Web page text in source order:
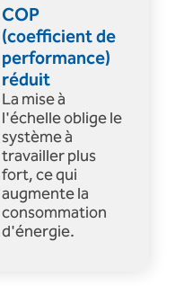
COP
(coefficient de
performance)
réduit
La mise à
l'échelle oblige le
système à
travailler plus
fort, ce qui
augmente la
consommation
d'énergie.